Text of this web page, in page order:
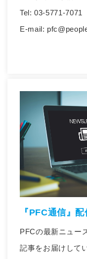
Tel: 03-5771-7071
E-mail:
『PFC通信』
PFCの最新ニュー
記事をお届けして